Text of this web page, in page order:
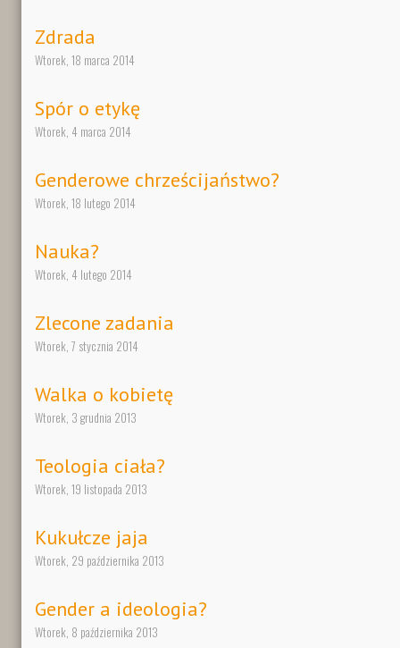
Zdrada
Wtorek, 18 marca 2014
Spór o etykę
Wtorek, 4 marca 2014
Genderowe chrześcijaństwo?
Wtorek, 18 lutego 2014
Nauka?
Wtorek, 4 lutego 2014
Zlecone zadania
Wtorek, 7 stycznia 2014
Walka o kobietę
Wtorek, 3 grudnia 2013
Teologia ciała?
Wtorek, 19 listopada 2013
Kukułcze jaja
Wtorek, 29 października 2013
Gender a ideologia?
Wtorek, 8 października 2013